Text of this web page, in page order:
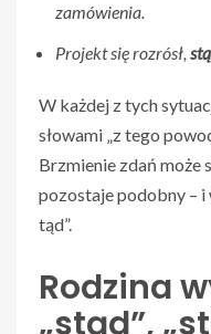
zamówienia.
Projekt się rozrósł,
W każdej z tych
słowami „z tego
Brzmienie zdań może
pozostaje podobny – i
tąd”.
Rodzina
„stąd”,